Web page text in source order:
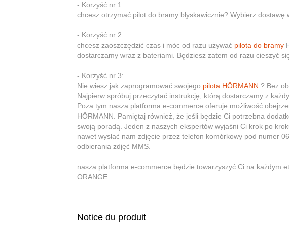
- Korzyść nr 1:
chcesz otrzymać pilot do bramy błyskawicznie? Wybierz
- Korzyść nr 2:
chcesz zaoszczędzić czas i móc od razu używać pilota do bramy
dostarczamy wraz z bateriami. Będziesz zatem od razu cieszyć
- Korzyść nr 3:
Nie wiesz jak zaprogramować swojego pilota HÖRMANN ? Bez
Najpierw spróbuj przeczytać instrukcję, którą dostarczamy z
Poza tym nasza platforma e-commerce oferuje możliwość
HÖRMANN. Pamiętaj również, że jeśli będzie Ci potrzebna
swoją poradą. Jeden z naszych ekspertów wyjaśni Ci krok po
nawet wysłać nam zdjęcie przez telefon komórkowy pod numer
odbierania zdjęć MMS.
nasza platforma e-commerce będzie towarzyszyć Ci na każdym
ORANGE.
Notice du produit